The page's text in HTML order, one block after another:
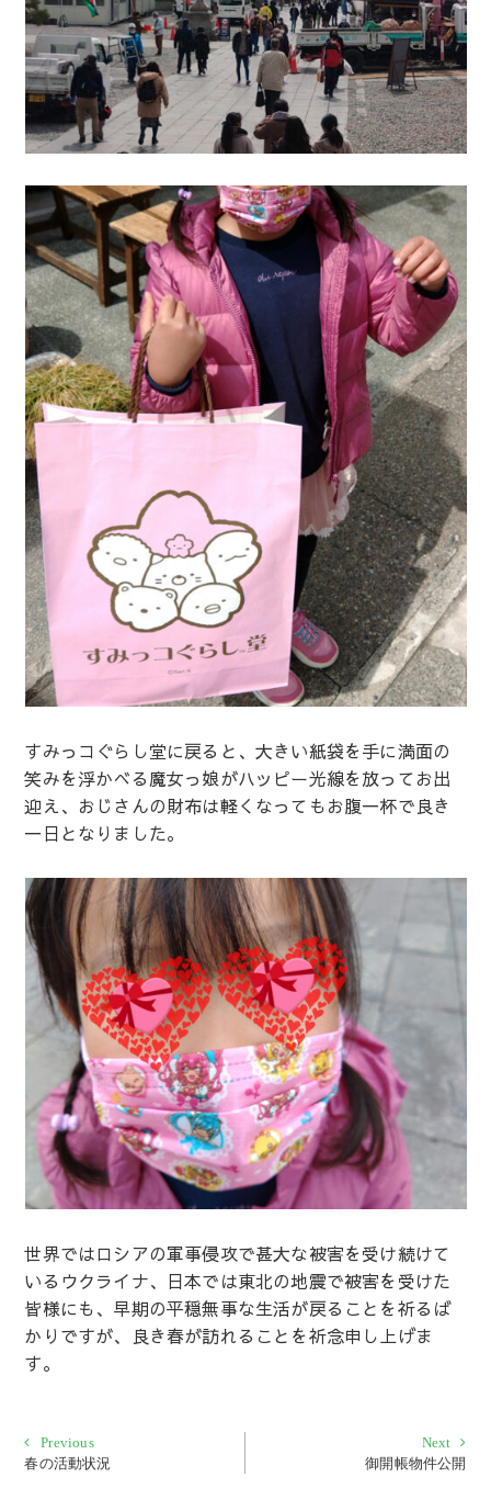
すみっコぐらし堂に戻ると、大きい紙袋を手に満面の
笑みを浮かべる魔女っ娘がハッピー光線を放ってお出
迎え、おじさんの財布は軽くなってもお腹一杯で良き
一日となりました。
世界ではロシアの軍事侵攻で甚大な被害を受け続けて
いるウクライナ、日本では東北の地震で被害を受けた
皆様にも、早期の平穏無事な生活が戻ることを祈るば
かりですが、良き春が訪れることを祈念申し上げま
す。
投
稿
PreviousPrevious
post:
春の活動状況
Next
御開帳物件公開